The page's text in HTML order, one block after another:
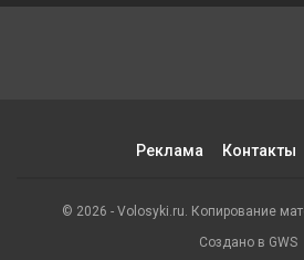
Реклама Контакты
© 2026 - Volosyki.ru. Копирование
Создано в GWS